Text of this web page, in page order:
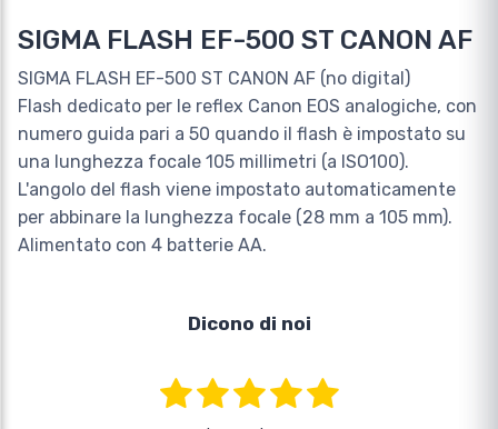
SIGMA FLASH EF-500 ST CANON AF
SIGMA FLASH EF-500 ST CANON AF (no digital)
Flash dedicato per le reflex Canon EOS analogiche, con
numero guida pari a 50 quando il flash è impostato su
una lunghezza focale 105 millimetri (a ISO100).
L'angolo del flash viene impostato automaticamente
per abbinare la lunghezza focale (28 mm a 105 mm).
Alimentato con 4 batterie AA.
Dicono di noi